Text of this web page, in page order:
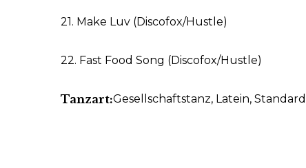
21. Make Luv (Discofox/Hustle)
22. Fast Food Song (Discofox/Hustle)
Tanzart:Gesellschaftstanz, Latein, Standard